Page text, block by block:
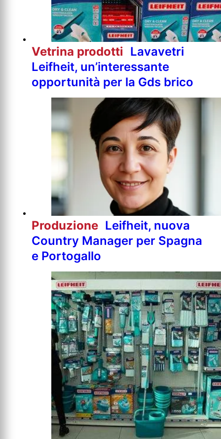
Vetrina prodotti Lavavetri
Leifheit, un’interessante
opportunità per la Gds brico
Produzione Leifheit, nuova
Country Manager per Spagna
e Portogallo